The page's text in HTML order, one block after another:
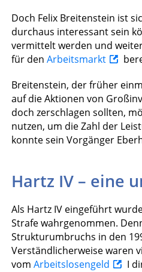
Doch Felix Breitenstein ist
durchaus interessant sein
vermittelt werden und
für den Arbeitsmarkt
Breitenstein, der früher
auf die Aktionen von
doch zerschlagen sollten,
nutzen, um die Zahl der
konnte sein Vorgänger
Hartz IV – eine
Als Hartz IV eingeführt
Strafe wahrgenommen.
Strukturumbruchs in den
Verständlicherweise waren
vom Arbeitslosengeld
I